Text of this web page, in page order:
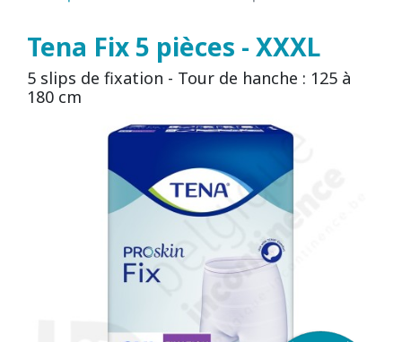
Tena Fix 5 pièces - XXXL
5 slips de fixation - Tour de hanche : 125 à
180 cm